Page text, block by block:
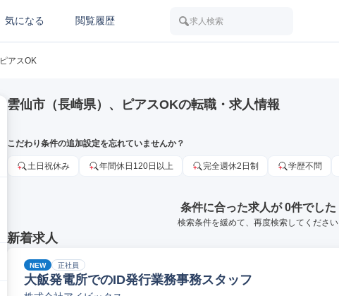
気になる 閲覧履歴 求人検索
ピアスOK
雲仙市（長崎県）、ピアスOKの転職・求人情報
こだわり条件の追加設定を忘れていませんか？
土日祝休み 年間休日120日以上 完全週休2日制 学歴不問
条件に合った求人が 0件でした
検索条件を緩めて、再度検索してください
新着求人
NEW 正社員
大飯発電所でのID発行業務事務スタッフ